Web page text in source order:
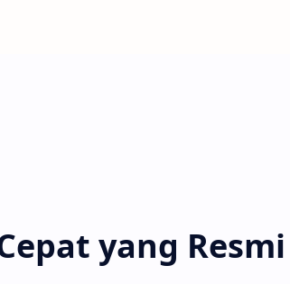
yang Resmi